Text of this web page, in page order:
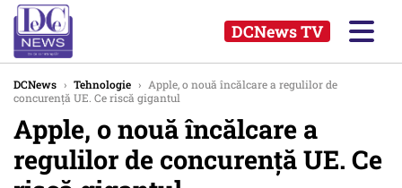
DCNews TV
DCNews › Tehnologie › Apple, o nouă încălcare a regulilor de
concurență UE. Ce riscă gigantul
Apple, o nouă încălcare a
regulilor de concurență UE. Ce